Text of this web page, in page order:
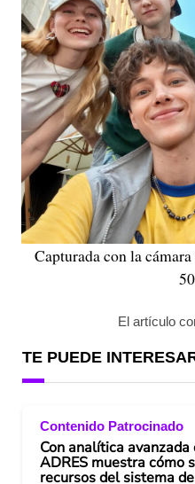
Capturada con la
El artículo
TE PUEDE
Contenido Patrocinado
Con analítica avanzada
ADRES muestra cómo
recursos del sistema